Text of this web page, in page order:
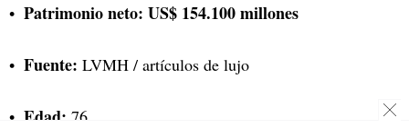
Patrimonio neto: US$ 154.100 millones
Fuente: LVMH / artículos de lujo
Edad: 76